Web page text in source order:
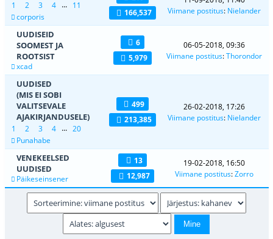
1 2 3 4 ... 11
corporis
166,537
Viimane postitus: Nielander
UUDISEID
SOOMEST JA
ROOTSIST
xcad
6
5,979
06-05-2018, 09:36
Viimane postitus:Thorondor
UUDISED
(MIS EI SOBI
VALITSEVALE
AJAKIRJANDUSELE)
1 2 3 4 ... 20
Punahabe
499
213,385
26-02-2018, 17:26
Viimane postitus: Nielander
VENEKEELSED
UUDISED
Päikeseinsener
13
12,987
19-02-2018, 16:50
Viimane postitus:Zorro